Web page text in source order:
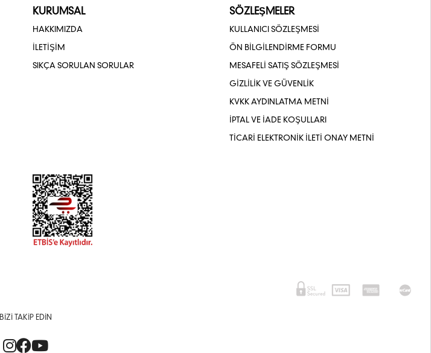
KURUMSAL
HAKKIMIZDA
İLETİŞİM
SIKÇA SORULAN SORULAR
SÖZLEŞMELER
KULLANICI SÖZLEŞMESİ
ÖN BİLGİLENDİRME FORMU
MESAFELİ SATIŞ SÖZLEŞMESİ
GİZLİLİK VE GÜVENLİK
KVKK AYDINLATMA METNİ
İPTAL VE İADE KOŞULLARI
TİCARİ ELEKTRONİK İLETİ ONAY METNİ
BIZI TAKIP EDIN